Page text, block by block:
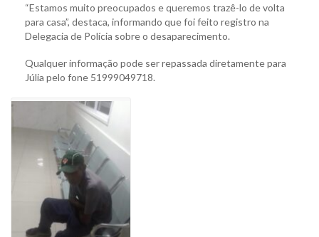
“Estamos muito preocupados e queremos trazê-lo de volta
para casa”, destaca, informando que foi feito registro na
Delegacia de Polícia sobre o desaparecimento.
Qualquer informação pode ser repassada diretamente para
Júlia pelo fone 51999049718.